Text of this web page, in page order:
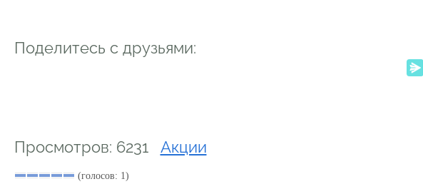
Поделитесь с друзьями:
Просмотров: 6231 Акции
(голосов: 1)